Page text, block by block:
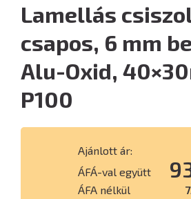
Lamellás
csapos, 6 mm
Alu-Oxid,
P100
Ajánlott ár:
ÁFÁ-val együtt
ÁFA nélkül